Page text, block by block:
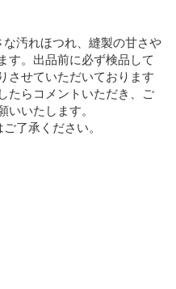
汚れほつれ、縫製の甘さや
す。出品前に必ず検品して
させていただいております
たらコメントいただき、ご
いたします。
了承ください。